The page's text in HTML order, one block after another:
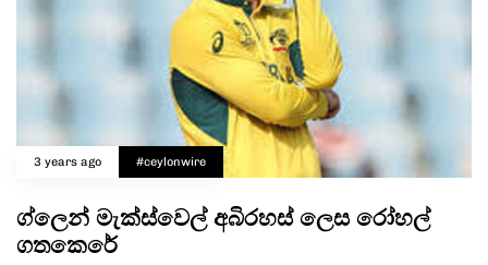
3 years ago #ceylonwire
ග්ලෙන් මැක්ස්වෙල් අබිරහස් ලෙස රෝහල්
ගතකෙරේ